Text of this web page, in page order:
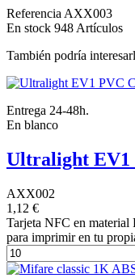
Referencia AXX003
En stock 948 Artículos
También podría
Entrega 24-48h.
En blanco
Ultralight EV1
AXX002
1,12 €
Tarjeta NFC en
para imprimir en tu